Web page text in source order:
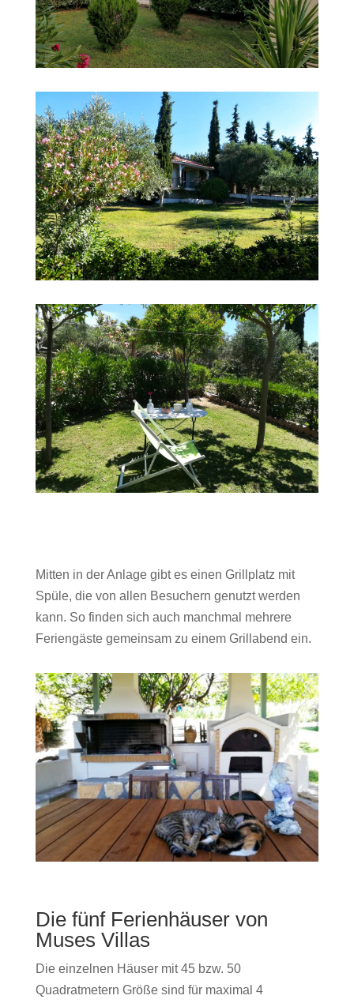
Mitten in der Anlage gibt es einen Grillplatz mit
Spüle, die von allen Besuchern genutzt werden
kann. So finden sich auch manchmal mehrere
Feriengäste gemeinsam zu einem Grillabend ein.
Die fünf Ferienhäuser von
Muses Villas
Die einzelnen Häuser mit 45 bzw. 50
Quadratmetern Größe sind für maximal 4